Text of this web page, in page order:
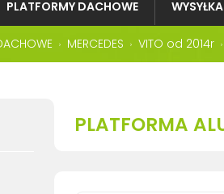
PLATFORMY DACHOWE WYSYŁKA
MERCEDES VITO od 2014r
PLATFORMA